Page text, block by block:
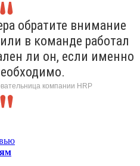
обратите внимание
в команде работал
ли он, если именно
компании HRP